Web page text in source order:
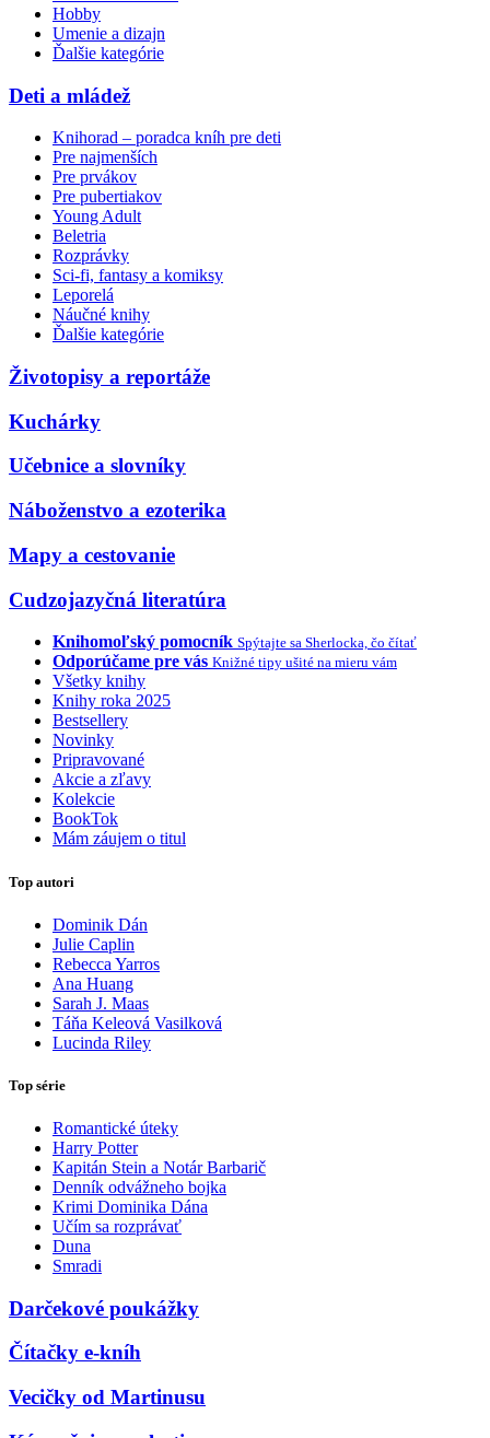
Hobby
Umenie a dizajn
Ďalšie kategórie
Deti a mládež
Knihorad – poradca kníh pre deti
Pre najmenších
Pre prvákov
Pre pubertiakov
Young Adult
Beletria
Rozprávky
Sci-fi, fantasy a komiksy
Leporelá
Náučné knihy
Ďalšie kategórie
Životopisy a reportáže
Kuchárky
Učebnice a slovníky
Náboženstvo a ezoterika
Mapy a cestovanie
Cudzojazyčná literatúra
Knihomoľský pomocník Spýtajte sa Sherlocka, čo čítať
Odporúčame pre vás Knižné tipy ušité na mieru vám
Všetky knihy
Knihy roka 2025
Bestsellery
Novinky
Pripravované
Akcie a zľavy
Kolekcie
BookTok
Mám záujem o titul
Top autori
Dominik Dán
Julie Caplin
Rebecca Yarros
Ana Huang
Sarah J. Maas
Táňa Keleová Vasilková
Lucinda Riley
Top série
Romantické úteky
Harry Potter
Kapitán Stein a Notár Barbarič
Denník odvážneho bojka
Krimi Dominika Dána
Učím sa rozprávať
Duna
Smradi
Darčekové poukážky
Čítačky e-kníh
Vecičky od Martinusu